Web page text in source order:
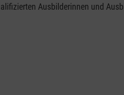
Ausbilderinnen und